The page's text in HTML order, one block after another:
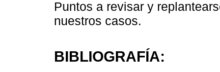
Puntos a revisar y
nuestros casos.
BIBLIOGRAFÍA: